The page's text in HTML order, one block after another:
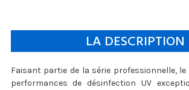
LA DESCRIPTION
Faisant partie de la série professionnelle, le
performances de désinfection UV